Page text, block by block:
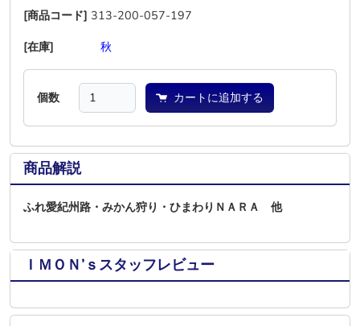
[商品コード] 313-200-057-197
[在庫]
秋
個数 カートに追加する
商品解説
ふれ愛紀州路・みかん狩り・ひまわりＮＡＲＡ 他
ＩＭＯＮ’ｓスタッフレビュー